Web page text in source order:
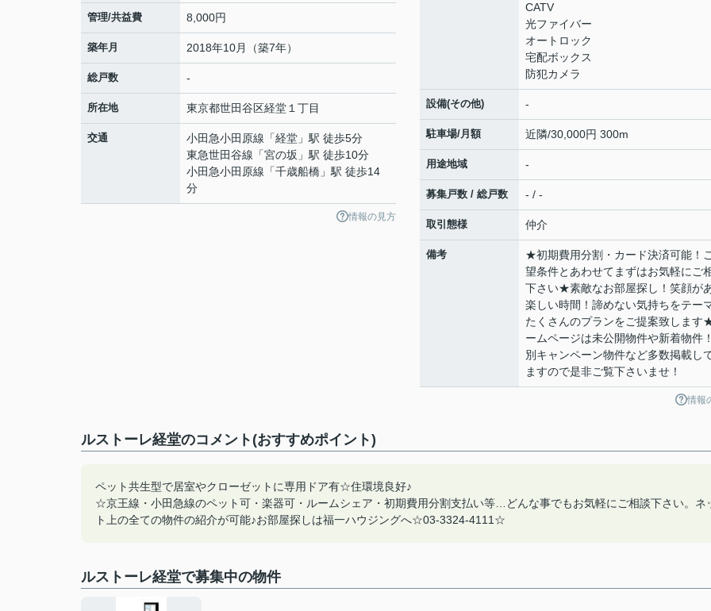
管理/共益費 8,000円
築年月 2018年10月（築7年）
総戸数 -
所在地 東京都世田谷区経堂 １丁目
交通 小田急小田原線 「経堂 」駅 徒歩5分
東急世田谷線 「宮の坂 」駅 徒歩10分
小田急小田原線 「千歳船橋 」駅 徒歩14
分
情報の見方
CATV
光ファイバー
オートロック
宅配ボックス
防犯カメラ
設備(その他) -
駐車場/月額 近隣/30,000円 300m
用途地域 -
募集戸数 / 総戸数 - / -
取引態様 仲介
備考
★初期費用分割・カード決済可能！
望条件とあわせてまずはお気軽にご
下さい★素敵なお部屋探し！笑顔が
楽しい時間！諦めない気持ちをテー
たくさんのプランをご提案致します
ームページは未公開物件や新着物件
別キャンペーン物件など多数掲載し
ますので是非ご覧下さいませ！
情報
ルストーレ経堂のコメント(おすすめポイント)
ペット共生型で居室やクローゼットに専用ドア有☆住環境良好♪
☆京王線・小田急線のペット可・楽器可・ルームシェア・初期費用分割支払い等…どんな事でもお気軽にご相談下さい。ネ
ト上の全ての物件の紹介が可能♪お部屋探しは福一ハウジングへ☆03-3324-4111☆
ルストーレ経堂で募集中の物件